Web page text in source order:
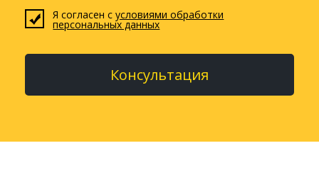
Я согласен сусловиями обработки
персональных данных
Консультация